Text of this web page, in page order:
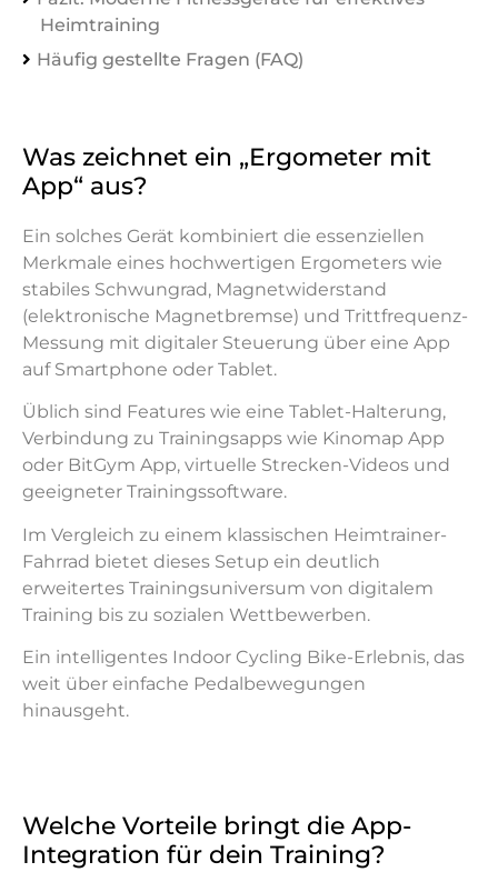
Heimtraining
Häufig gestellte Fragen (FAQ)
Was zeichnet ein „Ergometer mit
App“ aus?
Ein solches Gerät kombiniert die essenziellen
Merkmale eines hochwertigen Ergometers wie
stabiles Schwungrad, Magnetwiderstand
(elektronische Magnetbremse) und Trittfrequenz-
Messung mit digitaler Steuerung über eine App
auf Smartphone oder Tablet.
Üblich sind Features wie eine Tablet-Halterung,
Verbindung zu Trainingsapps wie Kinomap App
oder BitGym App, virtuelle Strecken-Videos und
geeigneter Trainingssoftware.
Im Vergleich zu einem klassischen Heimtrainer-
Fahrrad bietet dieses Setup ein deutlich
erweitertes Trainingsuniversum von digitalem
Training bis zu sozialen Wettbewerben.
Ein intelligentes Indoor Cycling Bike-Erlebnis, das
weit über einfache Pedalbewegungen
hinausgeht.
Welche Vorteile bringt die App-
Integration für dein Training?